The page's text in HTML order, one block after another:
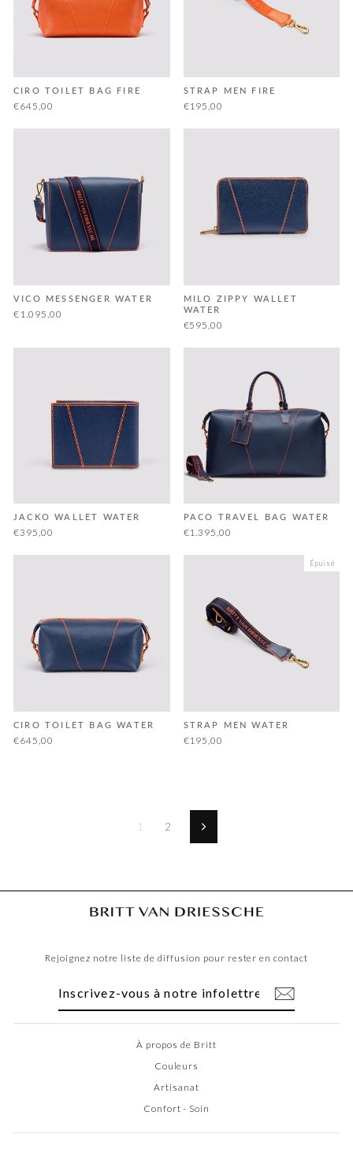
CIRO TOILET BAG FIRE
€645,00
STRAP MEN FIRE
€195,00
VICO MESSENGER WATER
€1.095,00
MILO ZIPPY WALLET
WATER
€595,00
JACKO WALLET WATER
€395,00
PACO TRAVEL BAG WATER
€1.395,00
CIRO TOILET BAG WATER
€645,00
Épuisé
STRAP MEN WATER
€195,00
1 2 Suivant
Rejoignez notre liste de diffusion pour rester en contact
INFOLETTRE
À propos de Britt
Couleurs
Artisanat
Confort - Soin